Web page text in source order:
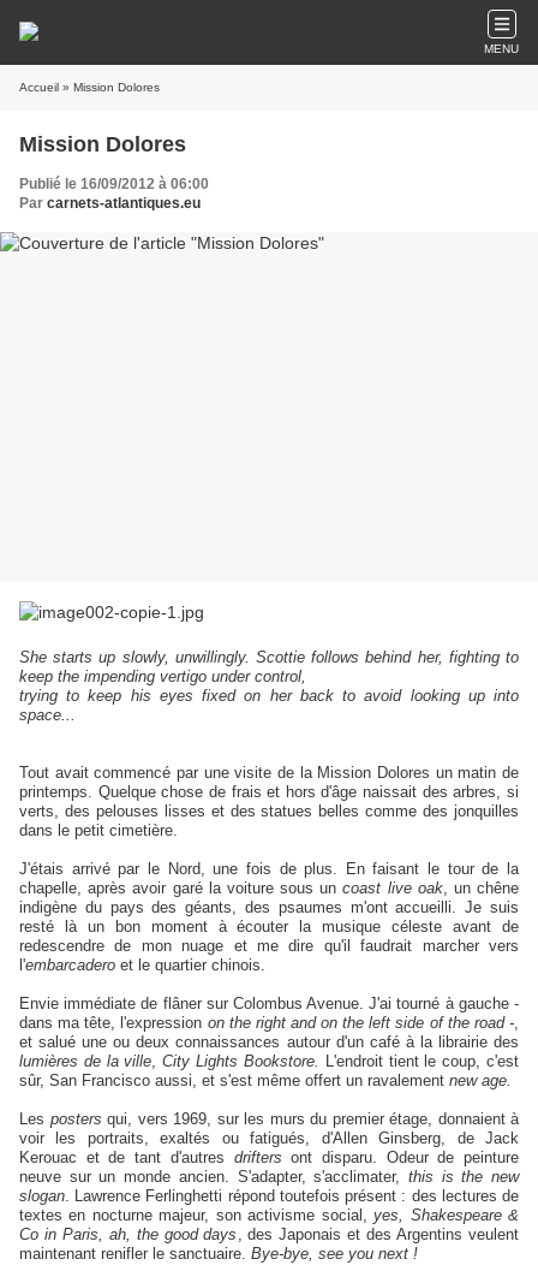
MENU
Accueil » Mission Dolores
Mission Dolores
Publié le 16/09/2012 à 06:00
Par carnets-atlantiques.eu
She starts up slowly, unwillingly. Scottie follows behind her, fighting to
keep the impending vertigo under control,
trying to keep his eyes fixed on her back to avoid looking up into
space...
Tout avait commencé par une visite de la Mission Dolores un matin de
printemps. Quelque chose de frais et hors d'âge naissait des arbres, si
verts, des pelouses lisses et des statues belles comme des jonquilles
dans le petit cimetière.
J'étais arrivé par le Nord, une fois de plus. En faisant le tour de la
chapelle, après avoir garé la voiture sous uncoast live oak, un chêne
indigène du pays des géants, des psaumes m'ont accueilli. Je suis
resté là un bon moment à écouter la musique céleste avant de
redescendre de mon nuage et me dire qu'il faudrait marcher vers
l'embarcadero et le quartier chinois.
Envie immédiate de flâner sur Colombus Avenue. J'ai tourné à gauche -
dans ma tête, l'expression on the right and on the left side of the road -,
et salué une ou deux connaissances autour d'un café à la librairie des
lumières de la ville,City Lights Bookstore. L'endroit tient le coup, c'est
sûr, San Francisco aussi, et s'est même offert un ravalement new age.
Les posters qui, vers 1969, sur les murs du premier étage, donnaient à
voir les portraits, exaltés ou fatigués, d'Allen Ginsberg, de Jack
Kerouac et de tant d'autres drifters ont disparu. Odeur de peinture
neuve sur un monde ancien. S'adapter, s'acclimater, this is the new
slogan. Lawrence Ferlinghetti répond toutefois présent : des lectures de
textes en nocturne majeur, son activisme social,yes, Shakespeare &
Co in Paris, ah, the good days , des Japonais et des Argentins veulent
maintenant renifler le sanctuaire. Bye-bye, see you next !